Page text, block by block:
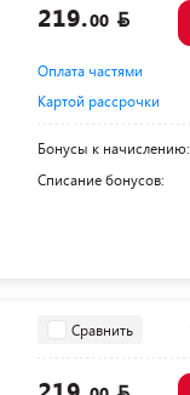
219.00
Оплата частями
Картой рассрочки
Бонусы к начислению:
Списание бонусов:
Сравнить